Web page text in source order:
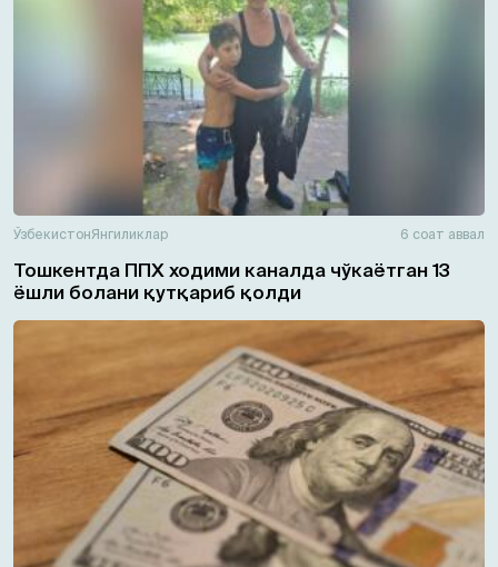
ЎзбекистонЯнгиликлар 6 соат аввал
Тошкентда ППХ ходими каналда чўкаётган 13
ёшли болани қутқариб қолди